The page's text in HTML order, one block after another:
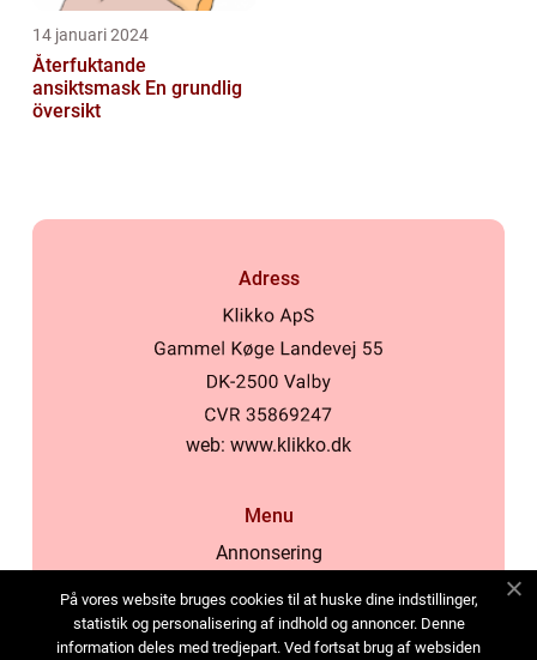
14 januari 2024
Återfuktande
ansiktsmask En grundlig
översikt
Adress
web: www.klikko.dk
Menu
Annonsering
Cookies
Kontakta oss
På vores website bruges cookies til at huske dine indstillinger,
statistik og personalisering af indhold og annoncer. Denne
information deles med tredjepart. Ved fortsat brug af websiden